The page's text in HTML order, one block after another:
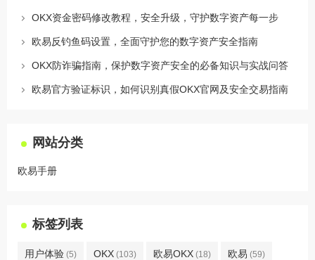
OKX资金密码修改教程，安全升级，守护数字资产每一步
欧易反钓鱼码设置，全面守护您的数字资产安全指南
OKX防诈骗指南，保护数字资产安全的必备知识与实战问答
欧易官方验证标识，如何识别真假OKX官网及安全交易指南
网站分类
欧易手册
标签列表
用户体验 (5) OKX (103) 欧易OKX (18) 欧易 (59)